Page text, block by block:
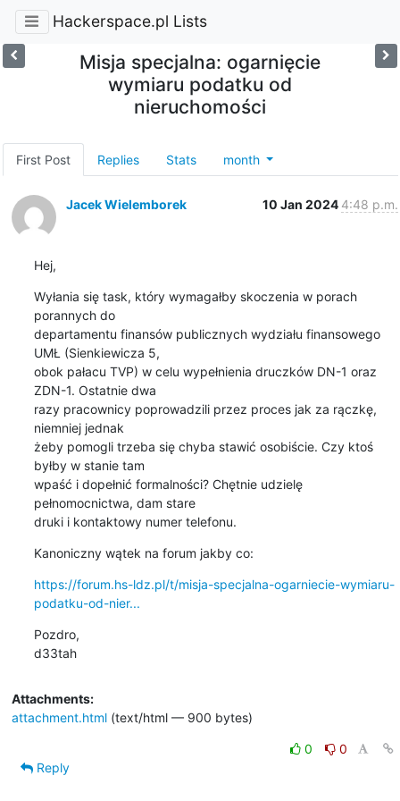
Hackerspace.pl Lists
Misja specjalna: ogarnięcie
wymiaru podatku od
nieruchomości
First Post Replies Stats month
Jacek Wielemborek 10 Jan 2024 4:48 p.m.
Hej,
Wyłania się task, który wymagałby skoczenia w porach
porannych do
departamentu finansów publicznych wydziału finansowego
UMŁ (Sienkiewicza 5,
obok pałacu TVP) w celu wypełnienia druczków DN-1 oraz
ZDN-1. Ostatnie dwa
razy pracownicy poprowadzili przez proces jak za rączkę,
niemniej jednak
żeby pomogli trzeba się chyba stawić osobiście. Czy ktoś
byłby w stanie tam
wpaść i dopełnić formalności? Chętnie udzielę
pełnomocnictwa, dam stare
druki i kontaktowy numer telefonu.
Kanoniczny wątek na forum jakby co:
https://forum.hs-ldz.pl/t/misja-specjalna-ogarniecie-wymiaru-
podatku-od-nier...
Pozdro,
d33tah
Attachments:
attachment.html(text/html — 900 bytes)
0
0
Reply